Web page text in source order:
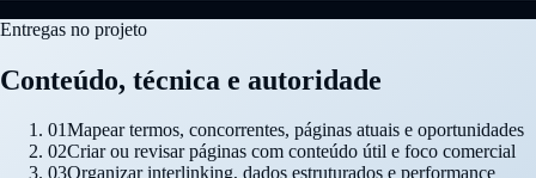
Entregas no projeto
Conteúdo, técnica e autoridade
01Mapear termos, concorrentes, páginas atuais e oportunidades
02Criar ou revisar páginas com conteúdo útil e foco comercial
03Organizar interlinking, dados estruturados e performance